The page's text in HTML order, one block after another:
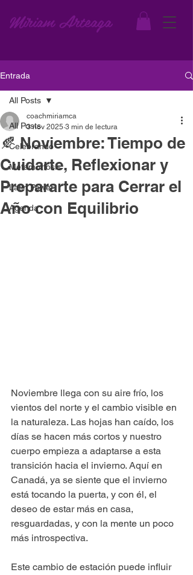
Miriam Arteaga
Entrada
All Posts
Celebrando
Metamorfosis
Latin Power
Agenda
All Posts
🍂 Noviembre: Tiempo de
Cuidarte, Reflexionar y
Prepararte para Cerrar el
Año con Equilibrio
coachmiriamca
3 nov 2025 3 min de lectura
Noviembre llega con su aire frío, los
vientos del norte y el cambio visible en
la naturaleza. Las hojas han caído, los
días se hacen más cortos y nuestro
cuerpo empieza a adaptarse a esta
transición hacia el invierno. Aquí en
Canadá, ya se siente que el invierno
está tocando la puerta, y con él, el
deseo de estar más en casa,
resguardadas, y con la mente un poco
más introspectiva.
Este cambio de estación puede influir